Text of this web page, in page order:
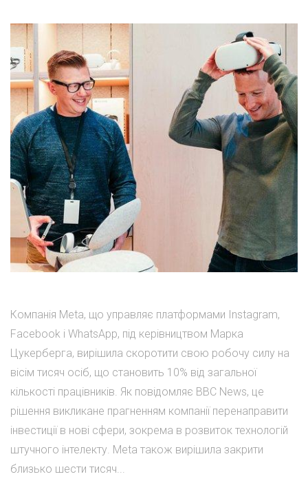
Компанія Meta, що управляє платформами Instagram,
Facebook і WhatsApp, під керівництвом Марка
Цукерберга, вирішила скоротити свою робочу силу на
вісім тисяч осіб, що становить 10% від загальної
кількості працівників. Як повідомляє ВВС News, це
рішення викликане прагненням компанії перенаправити
інвестиції в нові сфери, зокрема в розвиток технологій
штучного інтелекту. Meta також вирішила закрити
близько шести тисяч...